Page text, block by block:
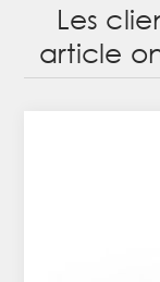
Les
article